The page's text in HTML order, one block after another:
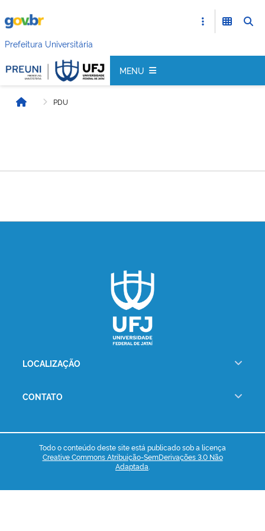
Prefeitura Universitária
MENU
Início PDU
LOCALIZAÇÃO
CONTATO
Todo o conteúdo deste site está publicado sob a licença
Creative Commons Atribuição-SemDerivações 3.0 Não
Adaptada